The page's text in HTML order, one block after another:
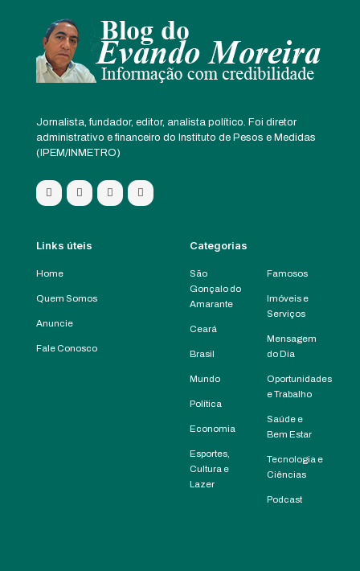
Jornalista, fundador, editor, analista político. Foi diretor
administrativo e financeiro do Instituto de Pesos e Medidas
(IPEM/INMETRO)
Links úteis
Home
Quem Somos
Anuncie
Fale Conosco
Categorias
São
Gonçalo do
Amarante
Ceará
Brasil
Mundo
Política
Economia
Esportes,
Cultura e
Lazer
Famosos
Imóveis e
Serviços
Mensagem
do Dia
Oportunidades
e Trabalho
Saúde e
Bem Estar
Tecnologia e
Ciências
Podcast